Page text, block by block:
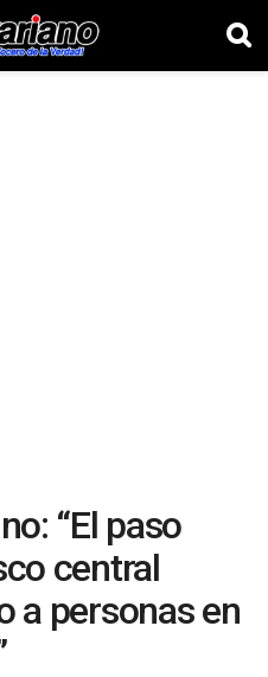
“El paso
central
a personas en